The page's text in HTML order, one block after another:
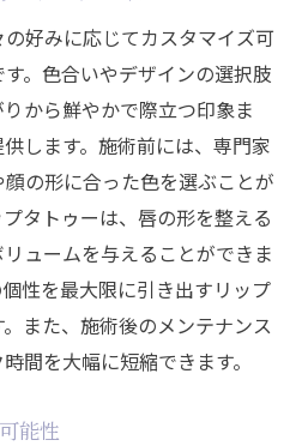
好みに応じてカスタマイズ可
。色合いやデザインの選択肢
から鮮やかで際立つ印象ま
します。施術前には、専門家
の形に合った色を選ぶことが
タトゥーは、唇の形を整える
ュームを与えることができま
性を最大限に引き出すリップ
また、施術後のメンテナンス
間を大幅に短縮できます。
能性